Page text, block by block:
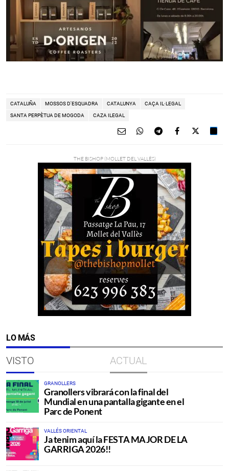
CATALUÑA MOSSOS D'ESQUADRA CATALUNYA CAÇA IL·LEGAL
SANTA PERPÈTUA DE MOGODA CAZA ILEGAL
LO MÁS
VISTO ACTUAL
GRANOLLERS
Granollers vibrará con la final del
Mundial en una pantalla gigante en el
Parc de Ponent
VALLÉS ORIENTAL
Ja tenim aquí la FESTA MAJOR DE LA
GARRIGA 2026!!